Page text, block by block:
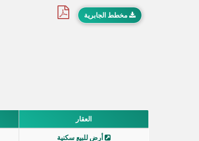
مخطط الجابرية
العقار
أرض للبيع سكنية